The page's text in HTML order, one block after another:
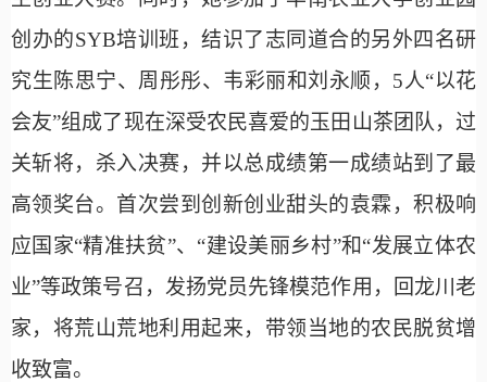
创办的SYB培训班，结识了志同道合的另外四名研
究生陈思宁、周彤彤、韦彩丽和刘永顺，5人“以花
会友”组成了现在深受农民喜爱的玉田山茶团队，过
关斩将，杀入决赛，并以总成绩第一成绩站到了最
高领奖台。首次尝到创新创业甜头的袁霖，积极响
应国家“精准扶贫”、“建设美丽乡村”和“发展立体农
业”等政策号召，发扬党员先锋模范作用，回龙川老
家，将荒山荒地利用起来，带领当地的农民脱贫增
收致富。